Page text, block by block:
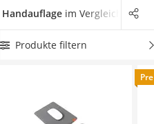
in Kombination mit
finden Sie Mauspads mit
hier im August 2026
im Vergleich
Produkte filtern